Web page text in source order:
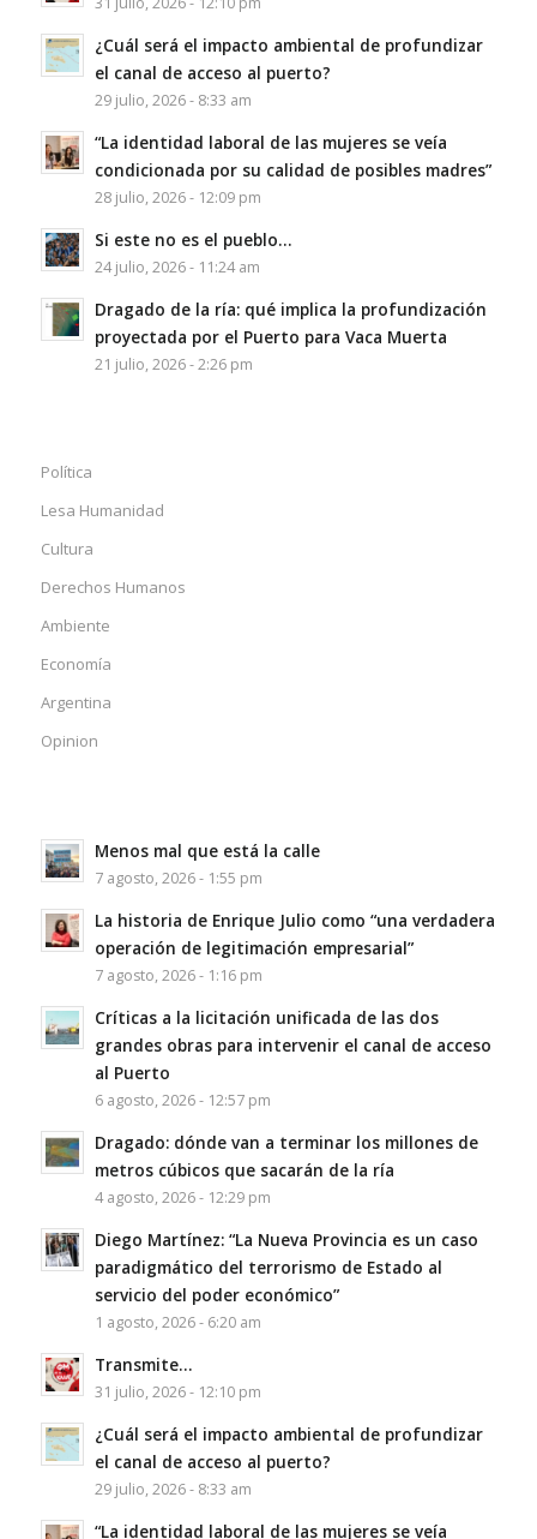
¿Cuál será el impacto ambiental de profundizar
el canal de acceso al puerto?
29 julio, 2026 - 8:33 am
“La identidad laboral de las mujeres se veía
condicionada por su calidad de posibles madres”
28 julio, 2026 - 12:09 pm
Si este no es el pueblo…
24 julio, 2026 - 11:24 am
Dragado de la ría: qué implica la profundización
proyectada por el Puerto para Vaca Muerta
21 julio, 2026 - 2:26 pm
Política
Lesa Humanidad
Cultura
Derechos Humanos
Ambiente
Economía
Argentina
Opinion
Menos mal que está la calle
7 agosto, 2026 - 1:55 pm
La historia de Enrique Julio como “una verdadera
operación de legitimación empresarial”
7 agosto, 2026 - 1:16 pm
Críticas a la licitación unificada de las dos
grandes obras para intervenir el canal de acceso
al Puerto
6 agosto, 2026 - 12:57 pm
Dragado: dónde van a terminar los millones de
metros cúbicos que sacarán de la ría
4 agosto, 2026 - 12:29 pm
Diego Martínez: “La Nueva Provincia es un caso
paradigmático del terrorismo de Estado al
servicio del poder económico”
1 agosto, 2026 - 6:20 am
Transmite…
31 julio, 2026 - 12:10 pm
¿Cuál será el impacto ambiental de profundizar
el canal de acceso al puerto?
29 julio, 2026 - 8:33 am
“La identidad laboral de las mujeres se veía